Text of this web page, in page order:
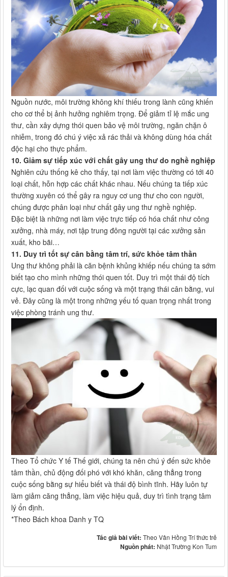
Nguồn nước, môi trường không khí thiếu trong lành cũng khiến
cho cơ thể bị ảnh hưởng nghiêm trọng. Để giảm tỉ lệ mắc ung
thư, cần xây dựng thói quen bảo vệ môi trường, ngăn chặn ô
nhiễm, trong đó chú ý việc xả rác thải và không dùng hóa chất
độc hại cho thực phẩm.
10. Giảm sự tiếp xúc với chất gây ung thư do nghề nghiệp
Nghiên cứu thống kê cho thấy, tại nơi làm việc thường có tới 40
loại chất, hỗn hợp các chất khác nhau. Nếu chúng ta tiếp xúc
thường xuyên có thể gây ra nguy cơ ung thư cho con người,
chúng được phân loại như chất gây ung thư nghề nghiệp.
Đặc biệt là những nơi làm việc trực tiếp có hóa chất như công
xưởng, nhà máy, nơi tập trung đông người tại các xưởng sản
xuất, kho bãi…
11. Duy trì tốt sự cân bằng tâm trí, sức khỏe tâm thần
Ung thư không phải là căn bệnh khủng khiếp nếu chúng ta sớm
biết tạo cho mình những thói quen tốt. Duy trì một thái độ tích
cực, lạc quan đối với cuộc sống và một trạng thái cân bằng, vui
vẻ. Đây cũng là một trong những yếu tố quan trọng nhất trong
việc phòng tránh ung thư.
Theo Tổ chức Y tế Thế giới, chúng ta nên chú ý đến sức khỏe
tâm thần, chủ động đối phó với khó khăn, căng thẳng trong
cuộc sống bằng sự hiểu biết và thái độ bình tĩnh. Hãy luôn tự
làm giảm căng thẳng, làm việc hiệu quả, duy trì tình trạng tâm
lý ổn định.
*Theo Bách khoa Danh y TQ
Tác giả bài viết: Theo Vân Hồng Trí thức trẻ
Nguồn phát: Nhật Trường Kon Tum